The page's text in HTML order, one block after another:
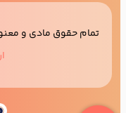
تمام حقوق مادی و